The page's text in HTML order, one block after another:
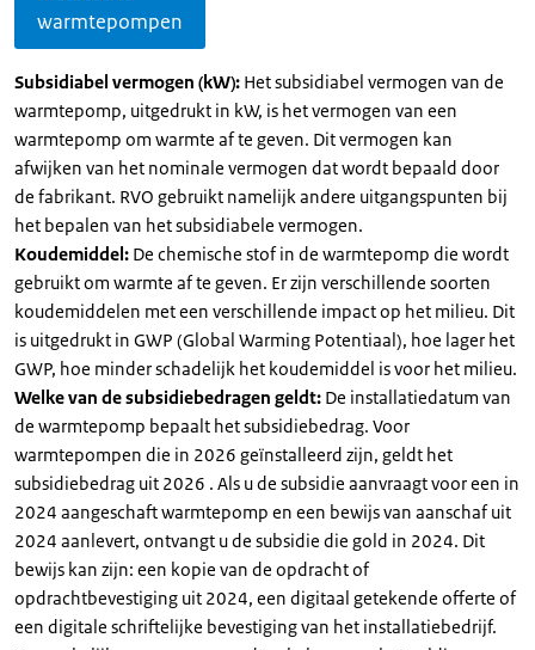
warmtepompen
Subsidiabel vermogen (kW): Het subsidiabel vermogen van de
warmtepomp, uitgedrukt in kW, is het vermogen van een
warmtepomp om warmte af te geven. Dit vermogen kan
afwijken van het nominale vermogen dat wordt bepaald door
de fabrikant. RVO gebruikt namelijk andere uitgangspunten bij
het bepalen van het subsidiabele vermogen.
Koudemiddel: De chemische stof in de warmtepomp die wordt
gebruikt om warmte af te geven. Er zijn verschillende soorten
koudemiddelen met een verschillende impact op het milieu. Dit
is uitgedrukt in GWP (Global Warming Potentiaal), hoe lager het
GWP, hoe minder schadelijk het koudemiddel is voor het milieu.
Welke van de subsidiebedragen geldt: De installatiedatum van
de warmtepomp bepaalt het subsidiebedrag. Voor
warmtepompen die in 2026 geïnstalleerd zijn, geldt het
subsidiebedrag uit 2026 . Als u de subsidie aanvraagt voor een in
2024 aangeschaft warmtepomp en een bewijs van aanschaf uit
2024 aanlevert, ontvangt u de subsidie die gold in 2024. Dit
bewijs kan zijn: een kopie van de opdracht of
opdrachtbevestiging uit 2024, een digitaal getekende offerte of
een digitale schriftelijke bevestiging van het installatiebedrijf.